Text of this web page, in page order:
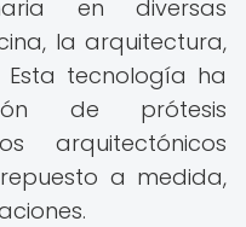
en diversas
la arquitectura,
tecnología ha
de prótesis
arquitectónicos
a medida,